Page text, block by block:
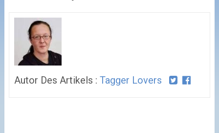
Autor Des Artikels : Tagger Lovers